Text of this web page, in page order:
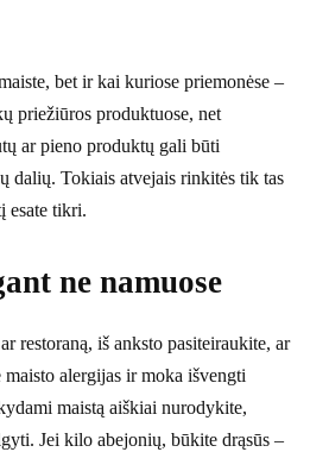
bet ir kai kuriose priemonėse –
priežiūros produktuose, net
ar pieno produktų gali būti
dalių. Tokiais atvejais rinkitės tik tas
esate tikri.
ne namuose
restoraną, iš anksto pasiteiraukite, ar
alergijas ir moka išvengti
maistą aiškiai nurodykite,
Jei kilo abejonių, būkite drąsūs –